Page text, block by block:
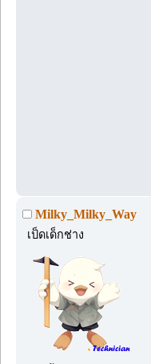
Milky_Milky_Way
เป็ดเด็กช่าง